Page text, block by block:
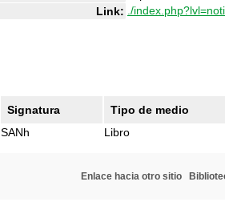
Link: ./
Signatura Tipo de medio
SANh Libro
Enlace hacia otro sitio